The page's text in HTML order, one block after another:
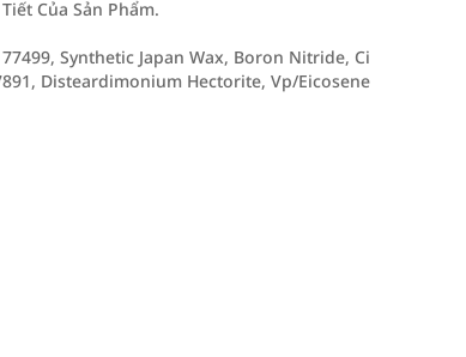
Của Sản Phẩm.
Synthetic Japan Wax, Boron Nitride, Ci
Disteardimonium Hectorite, Vp/Eicosene